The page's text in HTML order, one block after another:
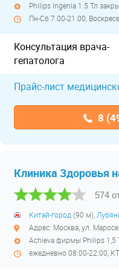
Philips Ingenia 1.5 Тл
Пн-Сб 7.00-21.00;
Консультация врача-
гепатолога
Прайс-лист
8
Клиника Здоровья
574
Китай-город (90 м),
Адрес: Москва, ул.
Achieva фирмы Philips
ежедневно 08:00-22:00,